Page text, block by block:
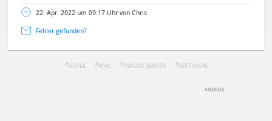
22. Apr. 2022 um 09:17 Uhr von Chris
Fehler gefunden?
APPLE MAC MACOS SERVER SOFTWARE